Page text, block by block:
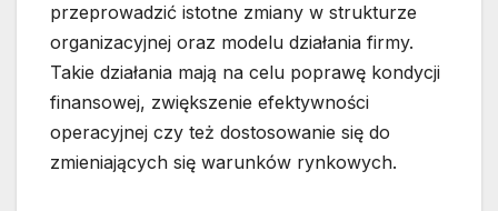
przeprowadzić istotne zmiany w strukturze
organizacyjnej oraz modelu działania firmy.
Takie działania mają na celu poprawę kondycji
finansowej, zwiększenie efektywności
operacyjnej czy też dostosowanie się do
zmieniających się warunków rynkowych.